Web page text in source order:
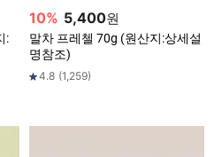
:
10% 5,400원
말차 프레첼 70g (원산지:상세설
명참조)
4.8 (1,259)